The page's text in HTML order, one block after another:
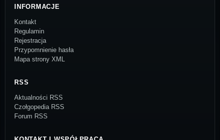
INFORMACJE
Kontakt
Regulamin
Rejestracja
Przypomnienie hasła
Mapa strony XML
RSS
Aktualności RSS
Czołgopedia RSS
Forum RSS